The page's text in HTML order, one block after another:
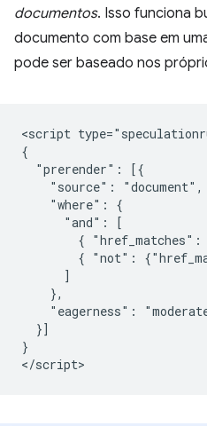
documentos. Isso funciona
documento com base em
pode ser baseado nos
<script
{
  "prerender": [{
    "source": "document",
    "where": {
      "and": [
{ "href_matches":
{ "not":
      ]
    },
"eagerness":
  }]
}